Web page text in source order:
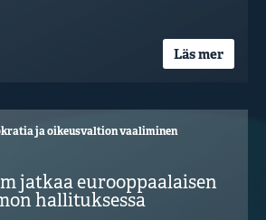
Läs mer
ja oikeusvaltion vaaliminen
jatkaa eurooppaalaisen
hallituksessa